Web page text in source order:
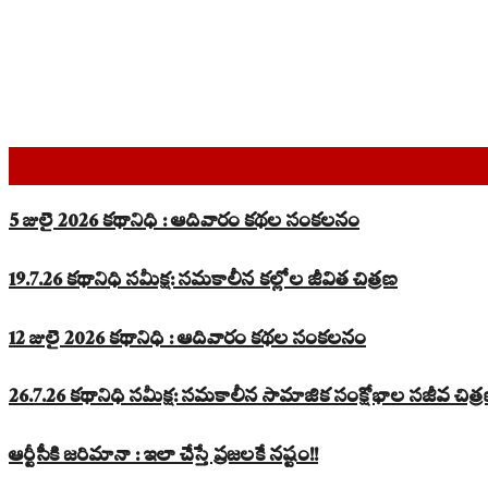
5 జులై 2026 కథానిధి : ఆదివారం కథల సంకలనం
19.7.26 కథానిధి సమీక్ష: సమకాలీన కల్లోల జీవిత చిత్రణ
12 జులై 2026 కథానిధి : ఆదివారం కథల సంకలనం
26.7.26 కథానిధి సమీక్ష: సమకాలీన సామాజిక సంక్షోభాల సజీవ
ఆర్టీసీకి జరిమానా : ఇలా చేస్తే ప్రజలకే నష్టం!!